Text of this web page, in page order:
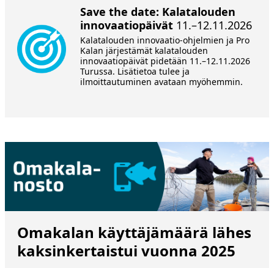
Save the date: Kalatalouden
innovaatiopäivät 11.–12.11.2026
Kalatalouden innovaatio-ohjelmien ja Pro
Kalan järjestämät kalatalouden
innovaatiopäivät pidetään 11.–12.11.2026
Turussa. Lisätietoa tulee ja
ilmoittautuminen avataan myöhemmin.
Omakalan käyttäjämäärä lähes
kaksinkertaistui vuonna 2025